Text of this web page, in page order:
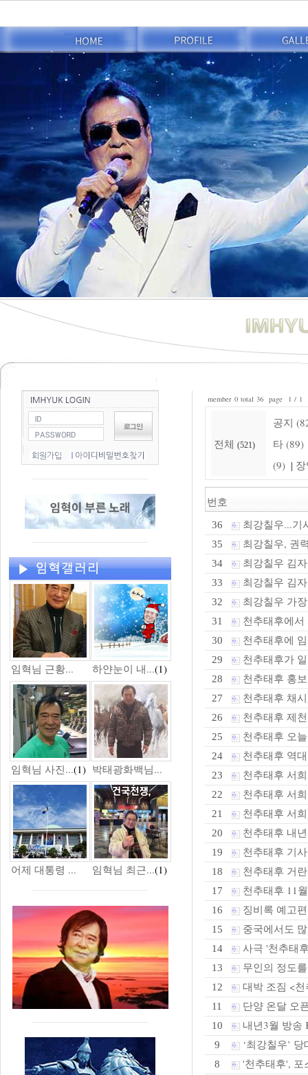
임혁님 근황... 하얀눈이 내...(1)
임혁님 사진...(1) 박태광화백님...
어제 대통령 ... 임혁님 최근...(1)
member 0 total 36 page 1 / 1
전체 (521)
공지
타 (89)
(9) |
번호
36 최강칠우...기
35 최강칠우, 권
34 최강칠우 김
33 최강칠우 김
32 최강칠우 가
31 천추태후에
30 천추태후에
29 천추태후가
28 천추태후 홍
27 천추태후 채
26 천추태후 제
25 천추태후 오
24 천추태후 역
23 천추태후 서
22 천추태후 서
21 천추태후 서
20 천추태후 내
19 천추태후 기사
18 천추태후 거
17 천추태후 11
16 징비록 예고
15 중국에서도
14 사극 '천추태
13 무인의 정도
12 대박 조짐 <
11 단양 온달 오
10 내년3월 방송
9 ‘최강칠우’
8 '천추태후', 포